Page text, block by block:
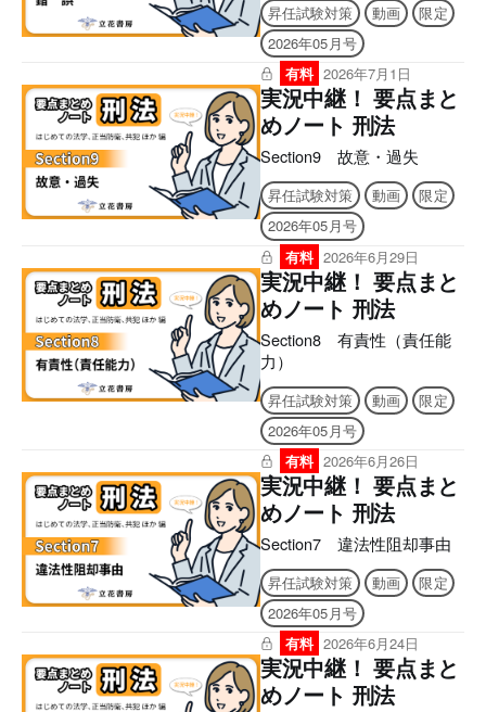
昇任試験対策 動画
限定
2026年05月号
有料 2026年7月1日
実況中継！ 要点まと
めノート 刑法
Section9 故意・過失
昇任試験対策 動画
限定
2026年05月号
有料 2026年6月29日
実況中継！ 要点まと
めノート 刑法
Section8 有責性（責任能
力）
昇任試験対策 動画
限定
2026年05月号
有料 2026年6月26日
実況中継！ 要点まと
めノート 刑法
Section7 違法性阻却事由
昇任試験対策 動画
限定
2026年05月号
有料 2026年6月24日
実況中継！ 要点まと
めノート 刑法